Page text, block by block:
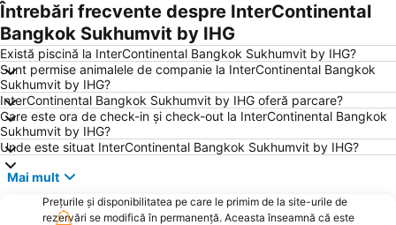
Întrebări frecvente despre InterContinental
Bangkok Sukhumvit by IHG
Există piscină la InterContinental Bangkok Sukhumvit by IHG?
Sunt permise animalele de companie la InterContinental Bangkok
Sukhumvit by IHG?
InterContinental Bangkok Sukhumvit by IHG oferă parcare?
Care este ora de check-in și check-out la InterContinental Bangkok
Sukhumvit by IHG?
Unde este situat InterContinental Bangkok Sukhumvit by IHG?
Mai mult
Prețurile și disponibilitatea pe care le primim de la site-urile de
rezervări se modifică în permanență. Aceasta înseamnă că este